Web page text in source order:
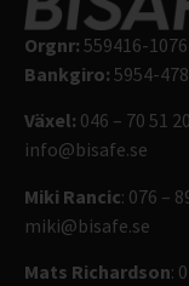
Orgnr: 559416-1076
Bankgiro: 5954-
Växel: 046 – 70 51 20
info@bisafe.se
Miki Rancic: 076 –
miki@bisafe.se
Mats Richardson: